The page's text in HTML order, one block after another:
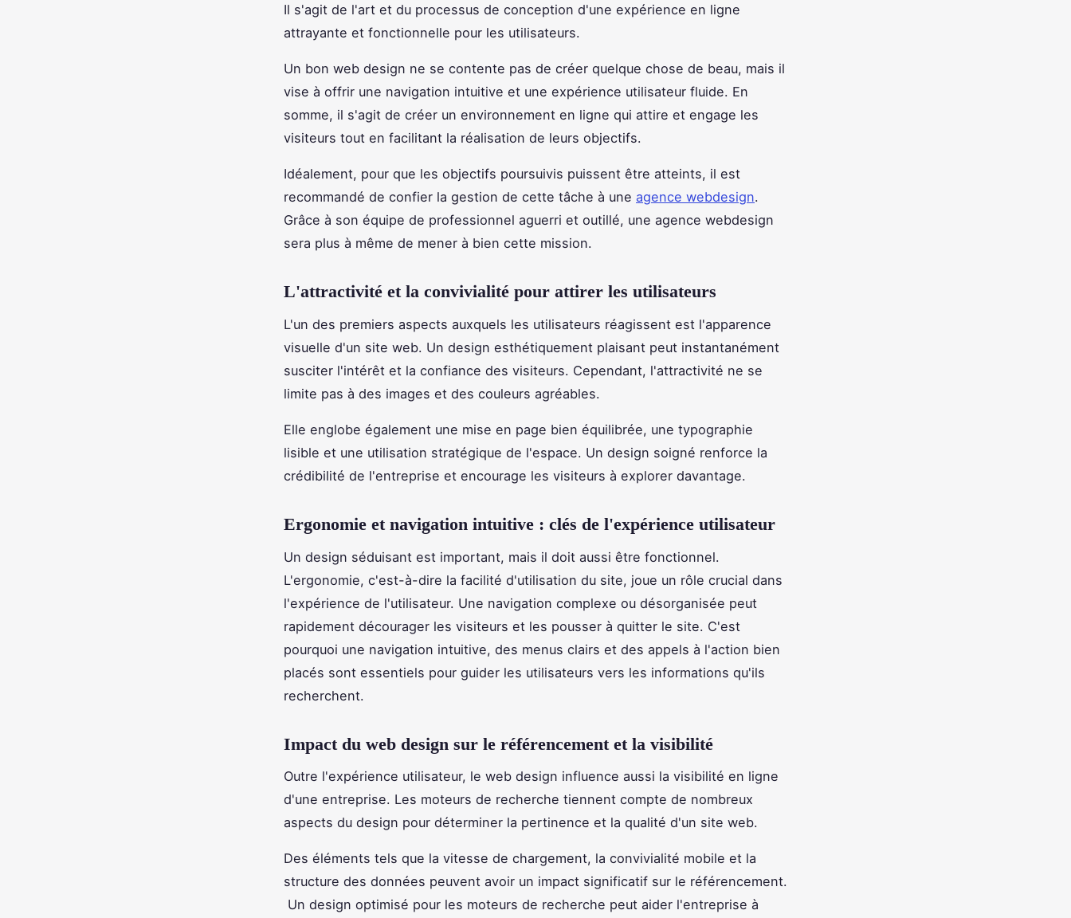
Il s'agit de l'art et du processus de conception d'une expérience en ligne
attrayante et fonctionnelle pour les utilisateurs.
Un bon web design ne se contente pas de créer quelque chose de beau, mais il
vise à offrir une navigation intuitive et une expérience utilisateur fluide. En
somme, il s'agit de créer un environnement en ligne qui attire et engage les
visiteurs tout en facilitant la réalisation de leurs objectifs.
Idéalement, pour que les objectifs poursuivis puissent être atteints, il est
recommandé de confier la gestion de cette tâche à une agence webdesign.
Grâce à son équipe de professionnel aguerri et outillé, une agence webdesign
sera plus à même de mener à bien cette mission.
L'attractivité et la convivialité pour attirer les utilisateurs
L'un des premiers aspects auxquels les utilisateurs réagissent est l'apparence
visuelle d'un site web. Un design esthétiquement plaisant peut instantanément
susciter l'intérêt et la confiance des visiteurs. Cependant, l'attractivité ne se
limite pas à des images et des couleurs agréables.
Elle englobe également une mise en page bien équilibrée, une typographie
lisible et une utilisation stratégique de l'espace. Un design soigné renforce la
crédibilité de l'entreprise et encourage les visiteurs à explorer davantage.
Ergonomie et navigation intuitive : clés de l'expérience utilisateur
Un design séduisant est important, mais il doit aussi être fonctionnel.
L'ergonomie, c'est-à-dire la facilité d'utilisation du site, joue un rôle crucial dans
l'expérience de l'utilisateur. Une navigation complexe ou désorganisée peut
rapidement décourager les visiteurs et les pousser à quitter le site. C'est
pourquoi une navigation intuitive, des menus clairs et des appels à l'action bien
placés sont essentiels pour guider les utilisateurs vers les informations qu'ils
recherchent.
Impact du web design sur le référencement et la visibilité
Outre l'expérience utilisateur, le web design influence aussi la visibilité en ligne
d'une entreprise. Les moteurs de recherche tiennent compte de nombreux
aspects du design pour déterminer la pertinence et la qualité d'un site web.
Des éléments tels que la vitesse de chargement, la convivialité mobile et la
structure des données peuvent avoir un impact significatif sur le référencement.
Un design optimisé pour les moteurs de recherche peut aider l'entreprise à